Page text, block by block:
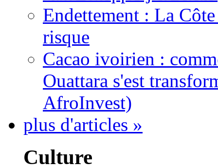
Endettement : La
risque
Cacao ivoirien :
Ouattara s'est
AfroInvest)
plus d'articles »
Culture